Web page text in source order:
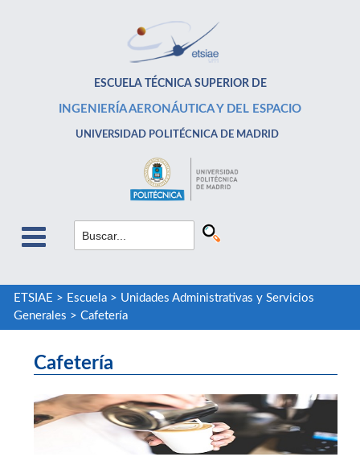
ESCUELA TÉCNICA SUPERIOR DE
INGENIERÍA AERONÁUTICA Y DEL ESPACIO
UNIVERSIDAD POLITÉCNICA DE MADRID
ETSIAE > Escuela> Unidades Administrativas y Servicios
Generales > Cafetería
Cafetería